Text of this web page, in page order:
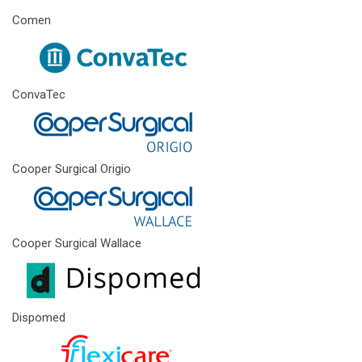
Comen
ConvaTec
Cooper Surgical Origio
Cooper Surgical Wallace
Dispomed